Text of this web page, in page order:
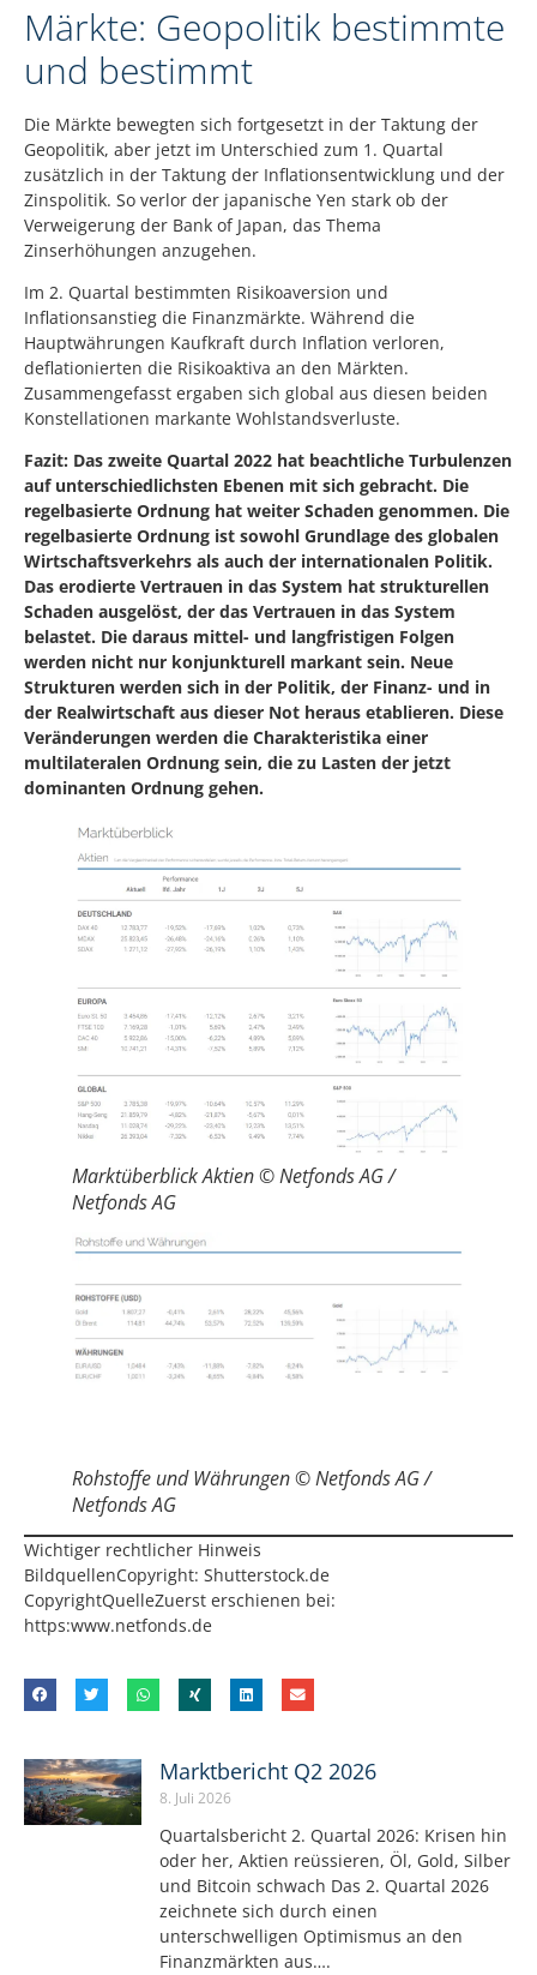
Märkte: Geopolitik bestimmte
und bestimmt
Die Märkte bewegten sich fortgesetzt in der Taktung der
Geopolitik, aber jetzt im Unterschied zum 1. Quartal
zusätzlich in der Taktung der Inflationsentwicklung und der
Zinspolitik. So verlor der japanische Yen stark ob der
Verweigerung der Bank of Japan, das Thema
Zinserhöhungen anzugehen.
Im 2. Quartal bestimmten Risikoaversion und
Inflationsanstieg die Finanzmärkte. Während die
Hauptwährungen Kaufkraft durch Inflation verloren,
deflationierten die Risikoaktiva an den Märkten.
Zusammengefasst ergaben sich global aus diesen beiden
Konstellationen markante Wohlstandsverluste.
Fazit: Das zweite Quartal 2022 hat beachtliche Turbulenzen
auf unterschiedlichsten Ebenen mit sich gebracht. Die
regelbasierte Ordnung hat weiter Schaden genommen. Die
regelbasierte Ordnung ist sowohl Grundlage des globalen
Wirtschaftsverkehrs als auch der internationalen Politik.
Das erodierte Vertrauen in das System hat strukturellen
Schaden ausgelöst, der das Vertrauen in das System
belastet. Die daraus mittel- und langfristigen Folgen
werden nicht nur konjunkturell markant sein. Neue
Strukturen werden sich in der Politik, der Finanz- und in
der Realwirtschaft aus dieser Not heraus etablieren. Diese
Veränderungen werden die Charakteristika einer
multilateralen Ordnung sein, die zu Lasten der jetzt
dominanten Ordnung gehen.
Marktüberblick Aktien © Netfonds AG /
Netfonds AG
Rohstoffe und Währungen © Netfonds AG /
Netfonds AG
Wichtiger rechtlicher Hinweis
BildquellenCopyright: Shutterstock.de
CopyrightQuelleZuerst erschienen bei:
https:www.netfonds.de
Marktbericht Q2 2026
8. Juli 2026
Quartalsbericht 2. Quartal 2026: Krisen hin
oder her, Aktien reüssieren, Öl, Gold, Silber
und Bitcoin schwach Das 2. Quartal 2026
zeichnete sich durch einen
unterschwelligen Optimismus an den
Finanzmärkten aus….